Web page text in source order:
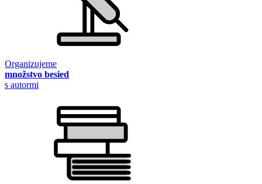
Organizujeme
množstvo besied
s autormi